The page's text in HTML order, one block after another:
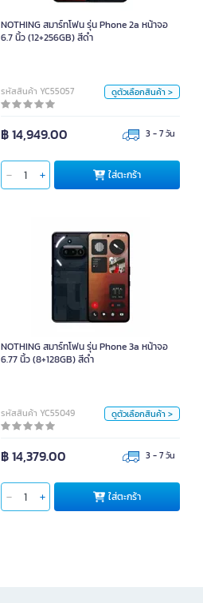
NOTHING สมาร์ทโฟน รุ่น Phone 2a หน้าจอ
6.7 นิ้ว (12+256GB) สีดำ
รหัสสินค้า YC55057 ดูตัวเลือกสินค้า >
฿ 14,949.00 3 - 7 วัน
ใส่ตะกร้า
หน่วย
สี
ใส่ตะกร้า
NOTHING สมาร์ทโฟน รุ่น Phone 3a หน้าจอ
6.77 นิ้ว (8+128GB) สีดำ
รหัสสินค้า YC55049 ดูตัวเลือกสินค้า >
฿ 14,379.00 3 - 7 วัน
ใส่ตะกร้า
NOTHING สมาร์ทโฟน รุ่น Phone 3a หน้าจอ
6.77 นิ้ว (8+128GB) สีดำ
หน่วย
สี
ใส่ตะกร้า